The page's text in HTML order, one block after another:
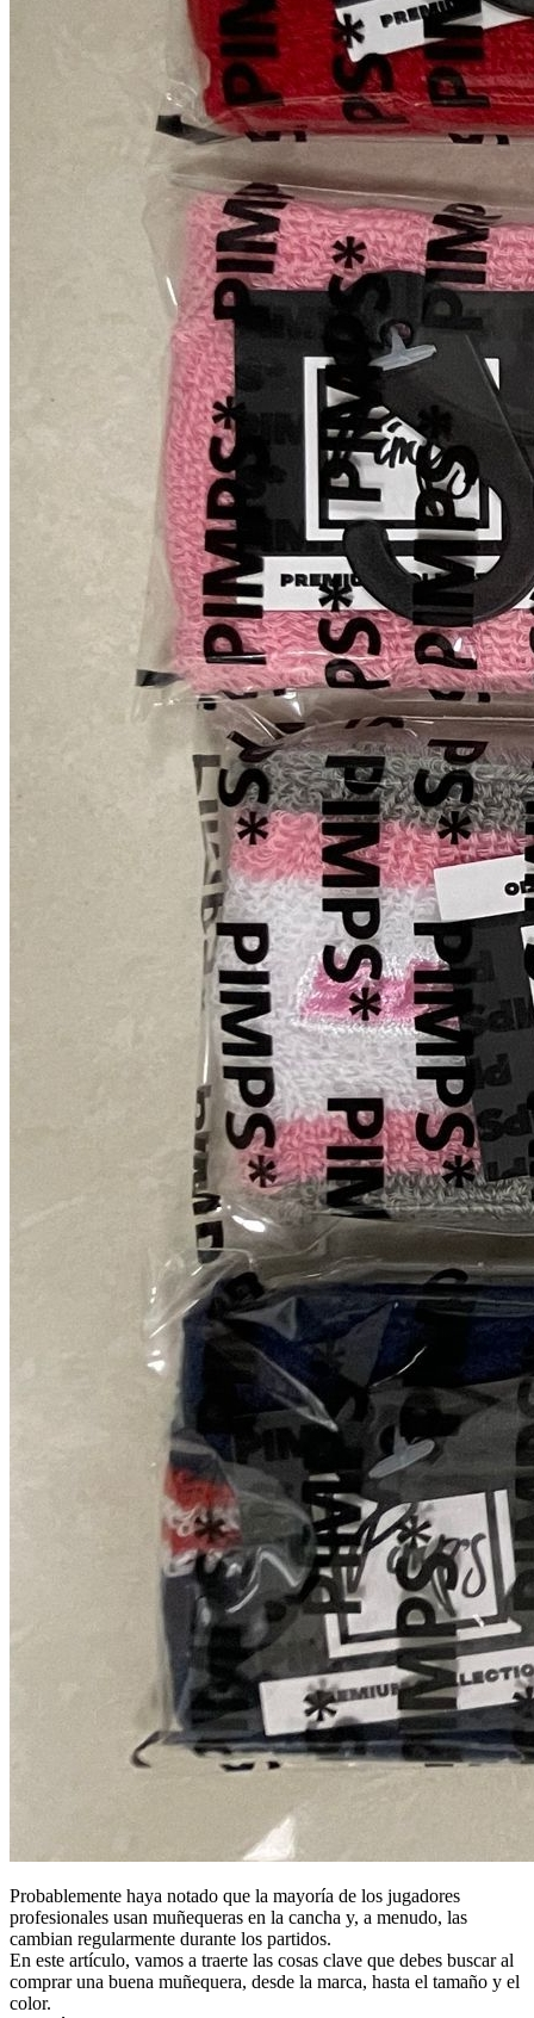
Probablemente haya notado que la mayoría de los jugadores
profesionales usan muñequeras en la cancha y, a menudo, las
cambian regularmente durante los partidos.
En este artículo, vamos a traerte las cosas clave que debes buscar al
comprar una buena muñequera, desde la marca, hasta el tamaño y el
color.